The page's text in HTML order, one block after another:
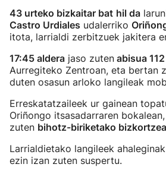
43 urteko bizkaitar bat hil da
Castro Urdiales udalerriko
itota, larrialdi zerbitzuek jakitera
17:45 aldera jaso zuten abisua 112
Aurregiteko Zentroan, eta bertan
duten osasun arloko langileak
Erreskatatzaileek ur gainean
Oriñongo itsasadarraren
zuten bihotz-biriketako bizkortzea
Larrialdietako langileek
ezin izan zuten suspertu.